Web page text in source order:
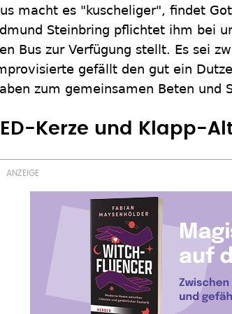
macht es "kuscheliger", findet
Steinbring pflichtet ihm bei
Bus zur Verfügung stellt. Es sei
gefällt den gut ein
zum gemeinsamen Beten und
Kerze und Klapp-